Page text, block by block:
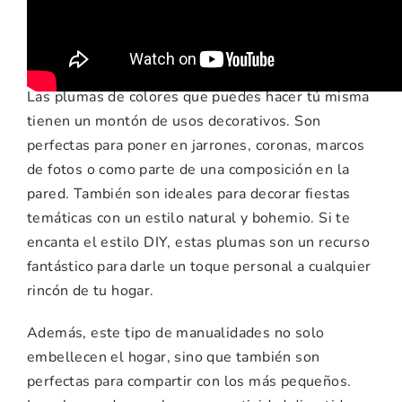
Las plumas de colores que puedes hacer tú misma
tienen un montón de usos decorativos. Son
perfectas para poner en jarrones, coronas, marcos
de fotos o como parte de una composición en la
pared. También son ideales para decorar fiestas
temáticas con un estilo natural y bohemio. Si te
encanta el estilo DIY, estas plumas son un recurso
fantástico para darle un toque personal a cualquier
rincón de tu hogar.
Además, este tipo de manualidades no solo
embellecen el hogar, sino que también son
perfectas para compartir con los más pequeños.